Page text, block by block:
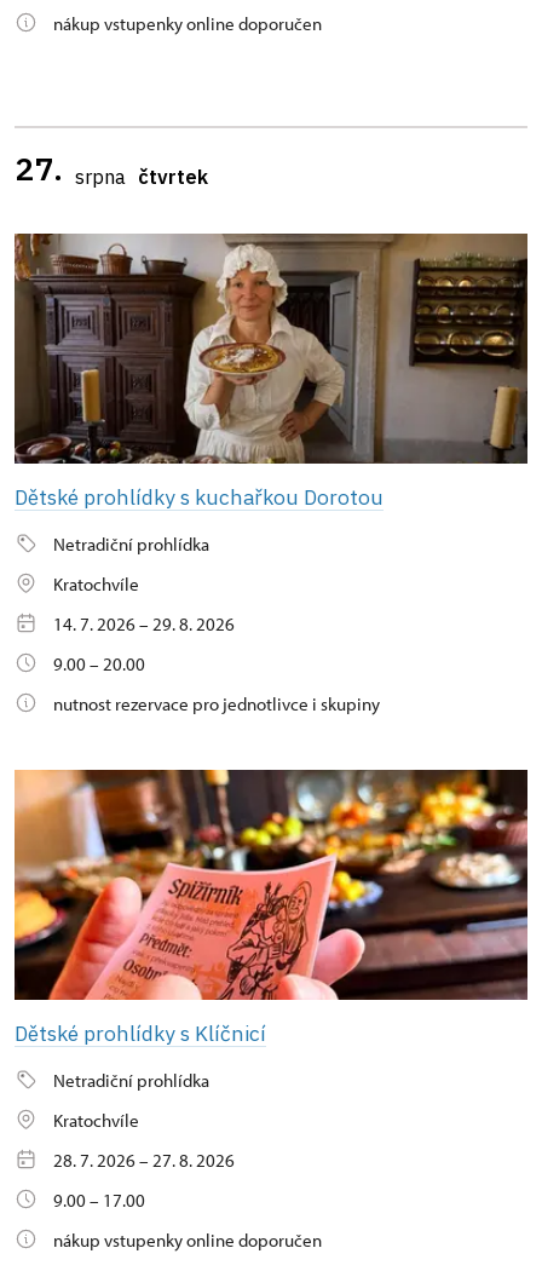
nákup vstupenky online doporučen
27. srpna čtvrtek
Dětské prohlídky s kuchařkou Dorotou
Netradiční prohlídka
Kratochvíle
14. 7. 2026 – 29. 8. 2026
9.00 – 20.00
nutnost rezervace pro jednotlivce i skupiny
Dětské prohlídky s Klíčnicí
Netradiční prohlídka
Kratochvíle
28. 7. 2026 – 27. 8. 2026
9.00 – 17.00
nákup vstupenky online doporučen